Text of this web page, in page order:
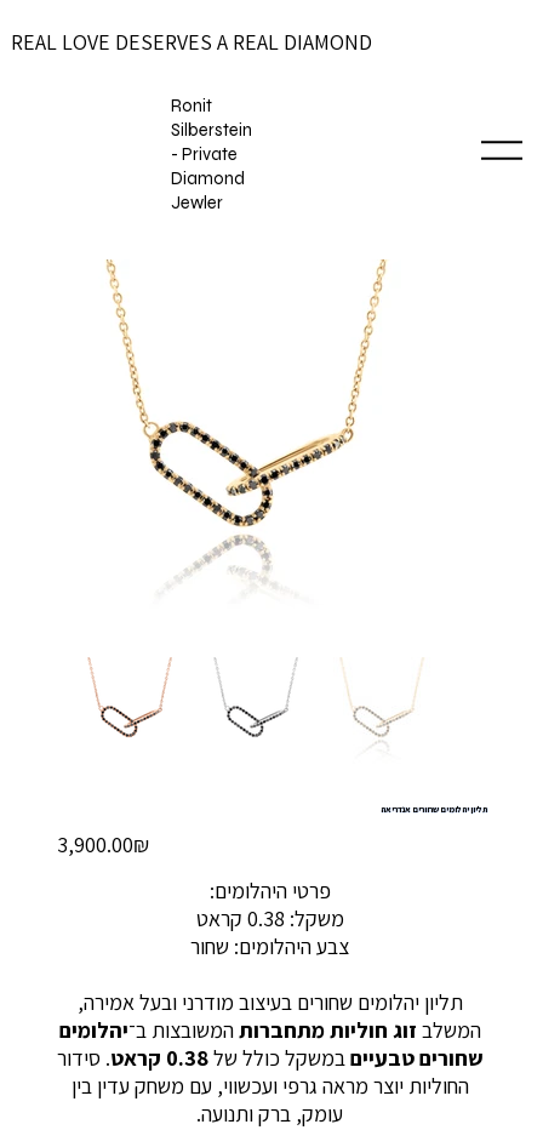
REAL LOVE DESERVES A REAL DIAMOND
Ronit
Silberstein
- Private
Diamond
Jewler
תליון יהלומים שחורים אנדריאה
‏3,900.00 ‏₪
פרטי היהלומים:
משקל: 0.38 קראט
צבע היהלומים: שחור
תליון יהלומים שחורים בעיצוב מודרני ובעל אמירה,
המשלב זוג חוליות מתחברותהמשובצות ב־יהלומים
שחורים טבעייםבמשקל כולל של0.38 קראט
. סידור
החוליות יוצר מראה גרפי ועכשווי, עם משחק עדין בין
עומק, ברק ותנועה.